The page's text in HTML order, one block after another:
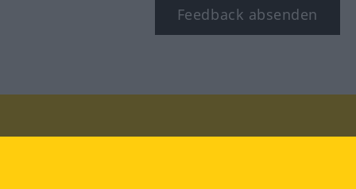
Feedback absenden
Besuchen Sie uns auf: